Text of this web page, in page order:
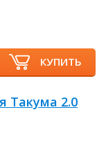
КУПИТЬ
Такума 2.0